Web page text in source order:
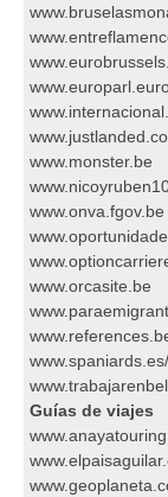
www.monster.be
www.onva.fgov.be
www.orcasite.be
Guías de viajes